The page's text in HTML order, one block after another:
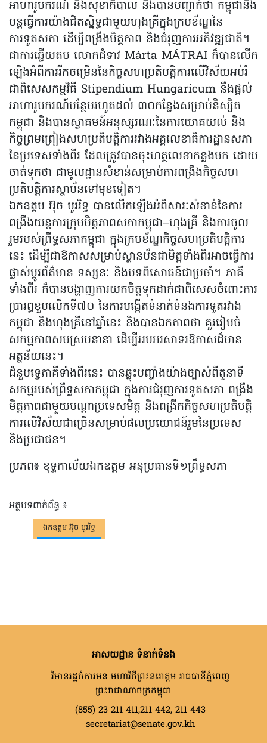
អាហារូបករណ៍ និងសុខាភិបាល និងបានបញ្ជាក់ថា កម្ពុជានឹង
បន្តធ្វើការយ៉ាងជិតស្និទ្ធជាមួយហុងគ្រីក្នុងក្របខ័ណ្ឌនៃ
ការទូតសភា ដើម្បីពង្រឹងមិត្តភាព និងជំរុញការអភិវឌ្ឍជាតិ។
ជាការឆ្លើយតប លោកជំទាវ Márta MÁTRAI ក៏បានលើក
ឡើងអំពីការរីកចម្រើននៃកិច្ចសហប្រតិបត្តិការលើវិស័យអប់រំ
ជាពិសេសកម្មវិធី Stipendium Hungaricum នឹងផ្តល់
អាហារូបករណ៍បន្ថែមរហូតដល់ ៣០កន្លែងសម្រាប់និស្សិត
កម្ពុជា និងបានស្វាគមន៍អនុស្សរណៈនៃការយោគយល់ និង
កិច្ចព្រមព្រៀងសហប្រតិបត្តិការរវាងអគ្គលេខាធិការដ្ឋានសភា
នៃប្រទេសទាំងពីរ ដែលត្រូវបានចុះហត្ថលេខាកន្លងមក ដោយ
ចាត់ទុកថា ជាមូលដ្ឋានសំខាន់សម្រាប់ការពង្រឹងកិច្ចសហ
ប្រតិបត្តិការស្ថាប័នទៅមុខទៀត។
ឯកឧត្តម អ៊ុច បូររិទ្ធ បានលើកឡើងអំពីសារៈសំខាន់នៃការ
ពង្រឹងយន្តការក្រុមមិត្តភាពសភាកម្ពុជា–ហុងគ្រី និងការចូល
រួមរបស់ព្រឹទ្ធសភាកម្ពុជា ក្នុងក្របខ័ណ្ឌកិច្ចសហប្រតិបត្តិការ
នេះ ដើម្បីជាឱកាសសម្រាប់ស្ថានប័នជាមិត្តទាំងពីរអាចធ្វើការ
ផ្លាស់ប្តូរព័ត៌មាន ទស្សនៈ និងបទពិសោធន៍ជាប្រចាំ។ ភាគី
ទាំងពីរ ក៏បានបង្ហាញការយកចិត្តទុកដាក់ជាពិសេសចំពោះការ
ប្រារព្ធខួបលើកទី៧០ នៃការបង្កើតទំនាក់ទំនងការទូតរវាង
កម្ពុជា និងហុងគ្រីនៅឆ្នាំនេះ និងបានឯកភាពថា គួររៀបចំ
សកម្មភាពសមស្របនានា ដើម្បីអបអរសាទរឱកាសដ៏មាន
អត្ថន័យនេះ។
ជំនួបទ្វេភាគីទាំងពីរនេះ បានឆ្លុះបញ្ចាំងយ៉ាងច្បាស់ពីតួនាទី
សកម្មរបស់ព្រឹទ្ធសភាកម្ពុជា ក្នុងការជំរុញការទូតសភា ពង្រឹង
មិត្តភាពជាមួយបណ្តាប្រទេសមិត្ត និងពង្រីកកិច្ចសហប្រតិបត្តិ
ការលើវិស័យជាច្រើនសម្រាប់ផលប្រយោជន៍រួមនៃប្រទេស
និងប្រជាជន។
ប្រភព៖ ខុទ្ទកាល័យឯកឧត្តម អនុប្រធានទី១ព្រឹទ្ធសភា
អត្ថបទពាក់ព័ន្ធ ៖
ឯកឧត្តម អ៊ុច បូររិទ្ធ
អាសយដ្ឋាន ទំនាក់ទំនង
វិមានរដ្ឋចំការមន មហាវិថីព្រះនរោត្តម រាជធានីភ្នំពេញ
ព្រះរាជាណាចក្រកម្ពុជា
(855) 23 211 411,211 442, 211 443
secretariat@senate.gov.kh